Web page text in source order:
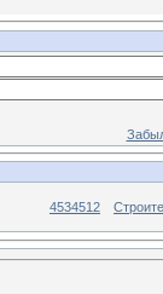
4534512